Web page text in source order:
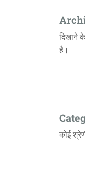
दिखाने
है।
कोई